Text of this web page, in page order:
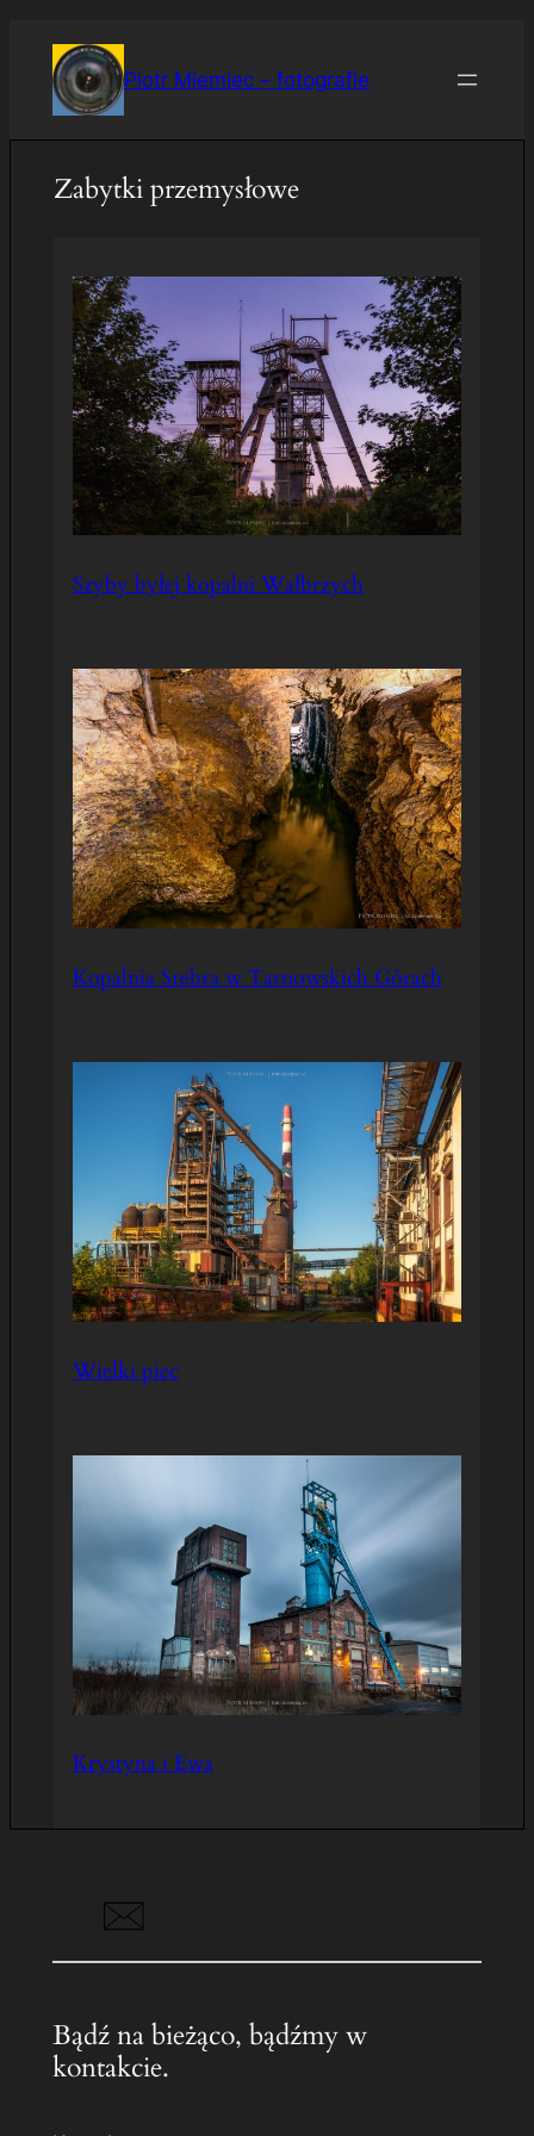
treści
Piotr Miemiec – fotografie
Zabytki przemysłowe
Szyby byłej kopalni Wałbrzych
Kopalnia Srebra w Tarnowskich Górach
Wielki piec
Krystyna i Ewa
Bądź na bieżąco, bądźmy w
kontakcie.